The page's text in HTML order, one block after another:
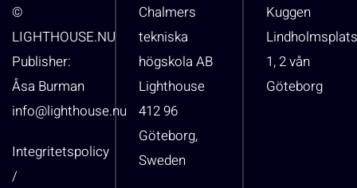
©
LIGHTHOUSE.NU
Publisher:
Åsa Burman
info@lighthouse.nu
Integritetspolicy
/
Chalmers
tekniska
högskola AB
Lighthouse
412 96
Göteborg,
Sweden
Kuggen
1, 2 vån
Göteborg